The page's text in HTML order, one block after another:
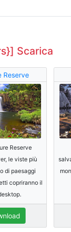
Scarica
Reserve
Reserve
le viste più
di paesaggi
copriranno il